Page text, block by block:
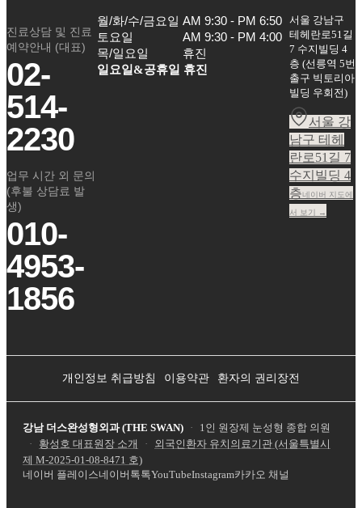
진료상담 및 진료
예약안내 (대표)
02-
514-
2230
업무 시간 외 문의
(후불 상담료 발
생)
010-
4953-
1856
월/화/수/금요일
토요일
목/일요일
AM 9:30 - PM 6:50
AM 9:30 - PM 4:00
휴진
일요일&공휴일 휴진
서울 강남구
테헤란로51길
7 수지빌딩 4
층 (선릉역 5번
출구 빅토리아
빌딩 우회전)
서울 강
남구 테헤
란로51길 7
수지빌딩 4
층네이버 지도에
서 보기 →
개인정보 취급방침 이용약관 환자의 권리장전
강남 더스완성형외과 (THE SWAN) ·
1인 원장제 눈성형 종합 의원
·
황성호 대표원장 소개 ·
외국인환자 유치의료기관 (서울특별시
제 M-2025-01-08-8471 호)
네이버 플레이스네이버톡톡YouTubeInstagram카카오 채널